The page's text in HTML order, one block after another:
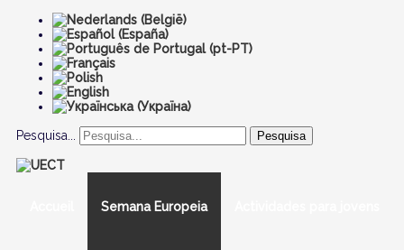
Pesquisa... Pesquisa
Semana Europeia